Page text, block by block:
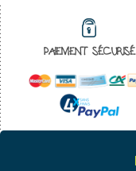
PAIEMENT SÉCURISÉ